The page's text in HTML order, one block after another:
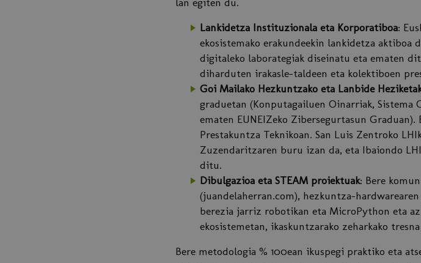
Lankidetza Instituzionala eta Korporatiboa:
ekosistemako erakundeekin lankidetza
digitaleko laborategiak diseinatu eta ematen
diharduten irakasle-taldeen eta kolektiboen
Goi Mailako Hezkuntzako eta Lanbide
graduetan (Konputagailuen Oinarriak, Sistema
ematen EUNEIZeko Zibersegurtasun
Prestakuntza Teknikoan. San Luis Zentroko
Zuzendaritzaren buru izan da, eta Ibaiondo
ditu.
Dibulgazioa eta STEAM proiektuak: Bere
(juandelaherran.com), hezkuntza-
berezia jarriz robotikan eta MicroPython eta
ekosistemetan, ikaskuntzarako zeharkako tresna
Bere metodologia % 100ean ikuspegi praktiko eta